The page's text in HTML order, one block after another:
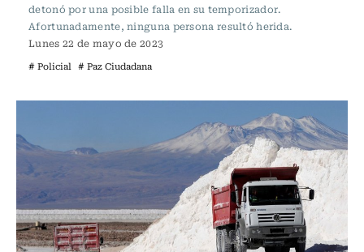
detonó por una posible falla en su temporizador.
Afortunadamente, ninguna persona resultó herida.
Lunes 22 de mayo de 2023
# Policial # Paz Ciudadana